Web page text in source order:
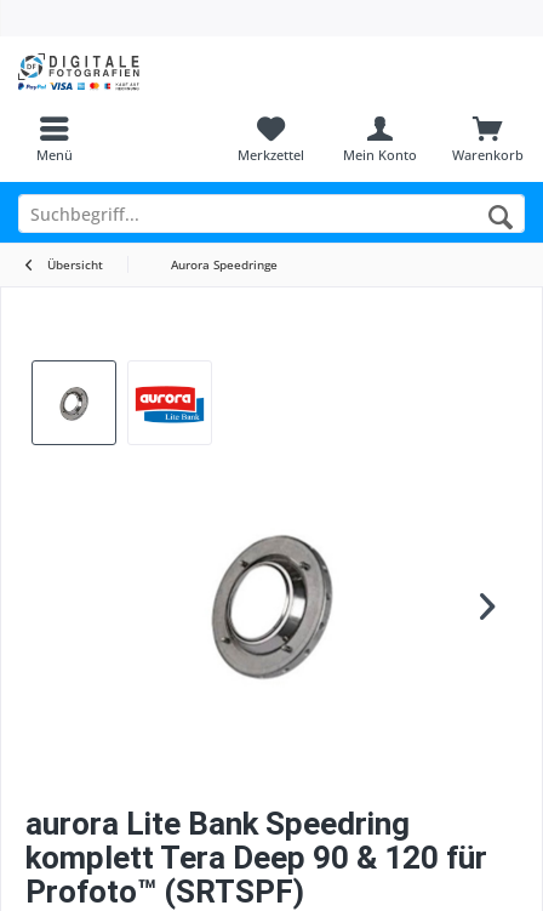
Menü Warenkorb
Merkzettel Mein Konto
Übersicht Aurora Speedringe
aurora Lite Bank Speedring
komplett Tera Deep 90 & 120 für
Profoto™ (SRTSPF)